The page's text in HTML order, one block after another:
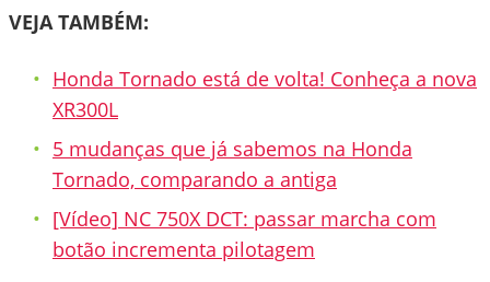
VEJA TAMBÉM:
Honda Tornado está de volta! Conheça a nova
XR300L
5 mudanças que já sabemos na Honda
Tornado, comparando a antiga
[Vídeo] NC 750X DCT: passar marcha com
botão incrementa pilotagem